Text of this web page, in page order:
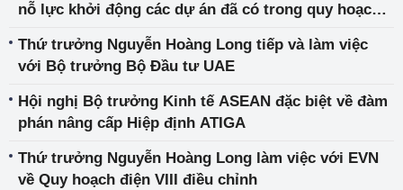
nỗ lực khởi động các dự án đã có trong quy hoạch
Thứ trưởng Nguyễn Hoàng Long tiếp và làm việc
với Bộ trưởng Bộ Đầu tư UAE
Hội nghị Bộ trưởng Kinh tế ASEAN đặc biệt về đàm
phán nâng cấp Hiệp định ATIGA
Thứ trưởng Nguyễn Hoàng Long làm việc với EVN
về Quy hoạch điện VIII điều chỉnh